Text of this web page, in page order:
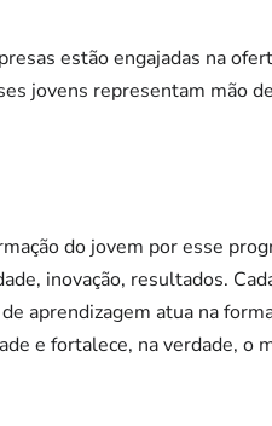
estão engajadas na
jovens representam mão
do jovem por esse
inovação, resultados.
aprendizagem atua na
e fortalece, na verdade, o